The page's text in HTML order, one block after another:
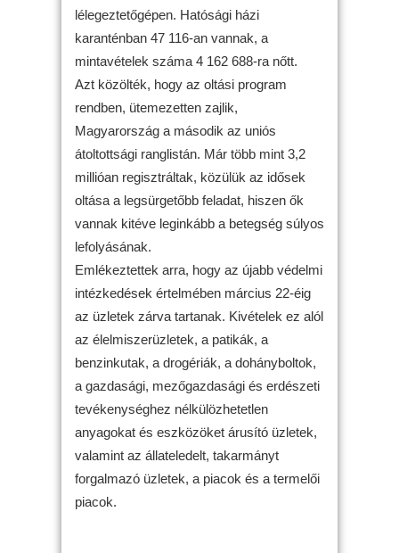
lélegeztetőgépen. Hatósági házi
karanténban 47 116-an vannak, a
mintavételek száma 4 162 688-ra nőtt.
Azt közölték, hogy az oltási program
rendben, ütemezetten zajlik,
Magyarország a második az uniós
átoltottsági ranglistán. Már több mint 3,2
millióan regisztráltak, közülük az idősek
oltása a legsürgetőbb feladat, hiszen ők
vannak kitéve leginkább a betegség súlyos
lefolyásának.
Emlékeztettek arra, hogy az újabb védelmi
intézkedések értelmében március 22-éig
az üzletek zárva tartanak. Kivételek ez alól
az élelmiszerüzletek, a patikák, a
benzinkutak, a drogériák, a dohányboltok,
a gazdasági, mezőgazdasági és erdészeti
tevékenységhez nélkülözhetetlen
anyagokat és eszközöket árusító üzletek,
valamint az állateledelt, takarmányt
forgalmazó üzletek, a piacok és a termelői
piacok.